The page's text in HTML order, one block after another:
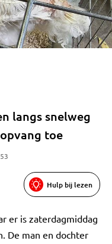
langs snelweg
toe
Hulp bij lezen
er is zaterdagmiddag
De man en dochter